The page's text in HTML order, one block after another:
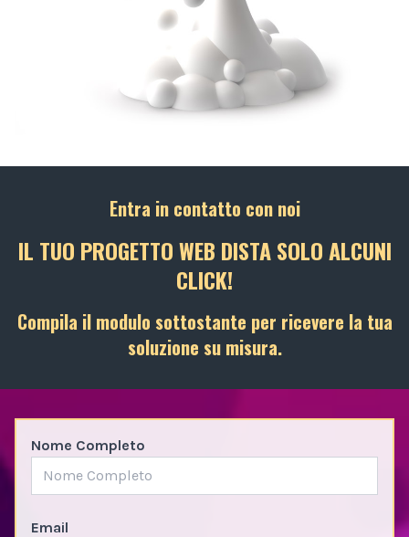
Entra in contatto con noi
IL TUO PROGETTO WEB DISTA SOLO ALCUNI
CLICK!
Compila il modulo sottostante per ricevere la tua
soluzione su misura.
Nome Completo
Email